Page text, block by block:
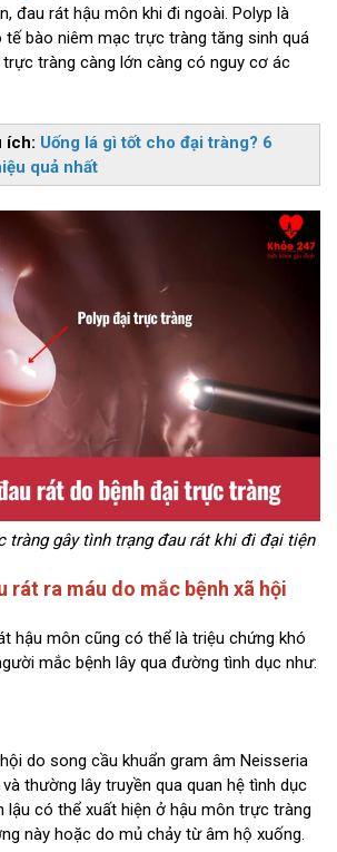
đau rát hậu môn khi đi ngoài. Polyp là
tế bào niêm mạc trực tràng tăng sinh quá
tràng càng lớn càng có nguy cơ ác
ích: Uống lá gì tốt cho đại tràng? 6
quả nhất
tràng gây tình trạng đau rát khi đi đại tiện
rát ra máu do mắc bệnh xã hội
hậu môn cũng có thể là triệu chứng khó
mắc bệnh lây qua đường tình dục như:
do song cầu khuẩn gram âm Neisseria
thường lây truyền qua quan hệ tình dục
lậu có thể xuất hiện ở hậu môn trực tràng
này hoặc do mủ chảy từ âm hộ xuống.